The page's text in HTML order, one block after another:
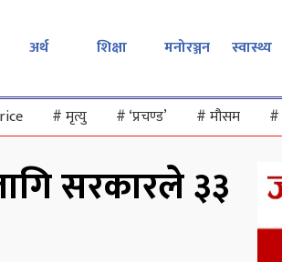
अर्थ शिक्षा मनोरञ्जन स्वास्थ्य
#मृत्यु #‘प्रचण्ड’ #मौसम #
सरकारले ३३